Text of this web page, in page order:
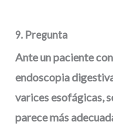
9. Pregunta
Ante un paciente
endoscopia
varices esofágicas,
parece más